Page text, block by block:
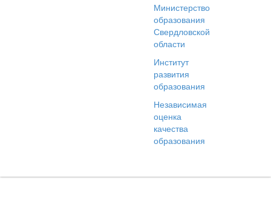
Министерство
образования
Свердловской
области
Институт
развития
образования
Независимая
оценка
качества
образования